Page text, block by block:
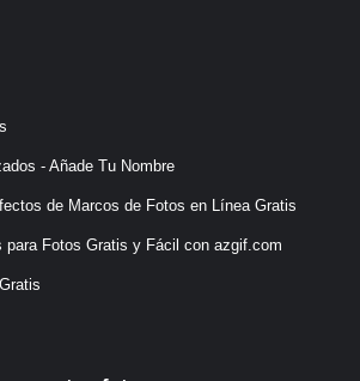
- Añade Tu Nombre
de Marcos de Fotos en Línea Gratis
para Fotos Gratis y Fácil con azgif.com